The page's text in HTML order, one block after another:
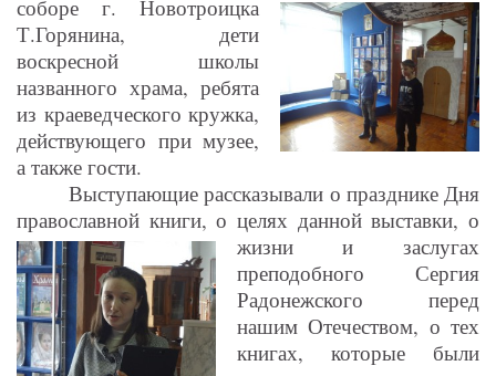
соборе г. Новотроицка
Т.Горянина, дети
воскресной школы
названного храма, ребята
из краеведческого кружка,
действующего при музее,
а также гости.
Выступающие рассказывали о празднике Дня
православной книги, о целях данной выставки, о
жизни и заслугах
преподобного Сергия
Радонежского перед
нашим Отечеством, о тех
книгах, которые были